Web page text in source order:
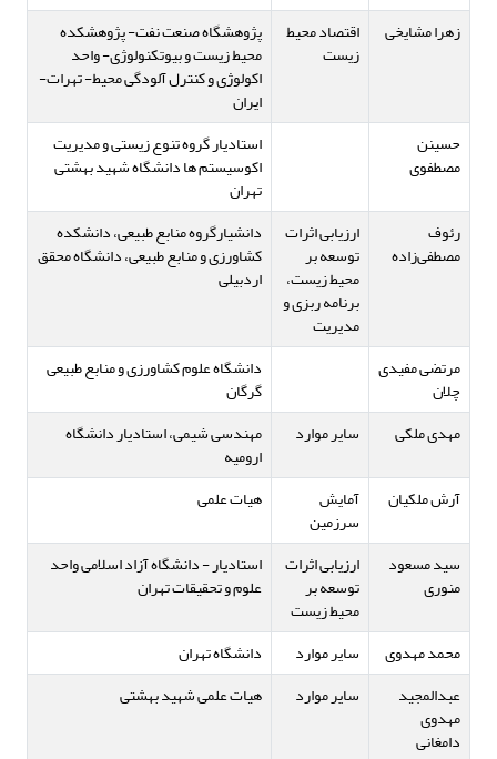
زهرا مشایخی
اقتصاد محیط
زیست
پژوهشگاه صنعت نفت- پژوهشکده
محیط زیست و بیوتکنولوژی- واحد
اکولوژی و کنترل آلودگی محیط- تهرات-
ایران
حسینن
مصطفوی
استادیار گروه تنوع زیستی و مدیریت
اکوسیستم ها دانشگاه شهید بهشتی
تهران
رئوف
مصطفی‌زاده
ارزیابی اثرات
توسعه بر
محیط زیست،
برنامه ربزی و
مدیریت
دانشیارگروه منابع طبیعی، دانشکده
کشاورزی و منابع طبیعی، دانشگاه محقق
اردبیلی
مرتضی مفیدی
چلان
دانشگاه علوم کشاورزی و منابع طبیعی
گرگان
مهدی ملکی
سایر موارد مهندسی شیمی، استادیار دانشگاه
ارومیه
آرش ملکیان
آمایش
سرزمین
هیات علمی
سید مسعود
منوری
ارزیابی اثرات
توسعه بر
محیط زیست
استادیار - دانشگاه آزاد اسلامی واحد
علوم و تحقیقات تهران
محمد مهدوی سایر موارد
دانشگاه تهران
عبدالمجید
مهدوی
دامغانی
سایر موارد هیات علمی شهید بهشتی